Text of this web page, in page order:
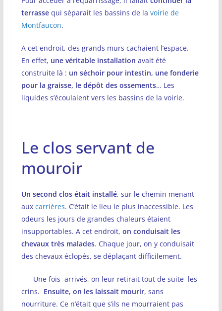
terrassequi séparait les bassins de la voirie de
Montfaucon.
A cet endroit, des grands murs cachaient l’espace.
En effet, une véritable installation avait été
construite là : un séchoir pour intestin, une fonderie
pour la graisse, le dépôt des ossements… Les
liquides s’écoulaient vers les bassins de la voirie.
Le clos servant de
mouroir
Un second clos était installé, sur le chemin menant
aux carrières. C’était le lieu le plus inaccessible. Les
odeurs les jours de grandes chaleurs étaient
insupportables. A cet endroit, on conduisait les
chevaux très malades. Chaque jour, on y conduisait
des chevaux éclopés, se déplaçant difficilement.
Une fois arrivés, on leur retirait tout de suite les
crins. Ensuite, on les laissait mourir, sans
nourriture. Ce n’était que s’ils ne mourraient pas